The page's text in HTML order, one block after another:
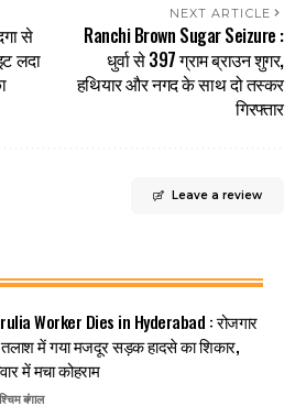
से
लदा
NEXT ARTICLE
Ranchi Brown Sugar Seizure :
धुर्वा से 397 ग्राम ब्राउन शुगर,
हथियार और नगद के साथ दो तस्कर
गिरफ्तार
Leave a review
Worker Dies in Hyderabad : रोजगार
में गया मजदूर सड़क हादसे का शिकार,
में मचा कोहराम
बंगाल